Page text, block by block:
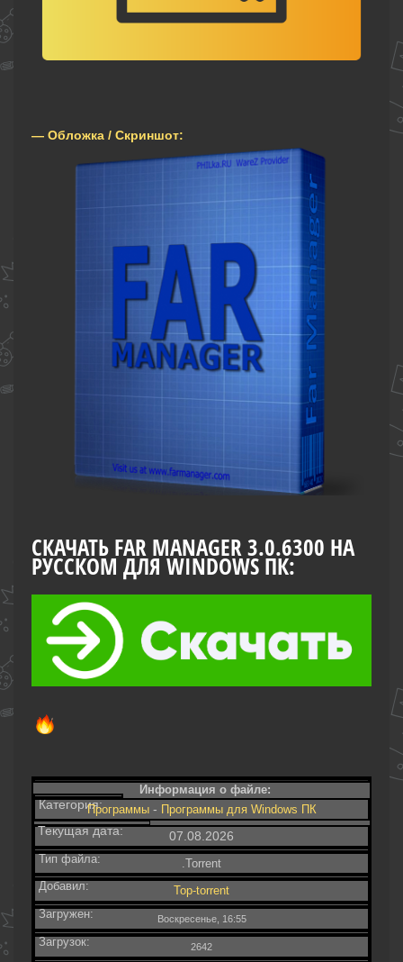
— Обложка / Скриншот:
СКАЧАТЬ FAR MANAGER 3.0.6300 НА
РУССКОМ ДЛЯ WINDOWS ПК:
Информация о файле:
Категория:Программы- Программы для Windows ПК
Текущая дата: 07.08.2026
Тип файла:
.Torrent
Добавил:
Top-torrent
Загружен:
Воскресенье, 16:55
Загрузок: 2642